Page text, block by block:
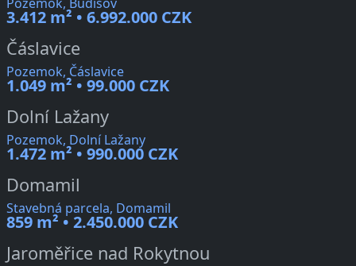
3.412 m² • 6.992.000 CZK
Čáslavice
Pozemok, Čáslavice
1.049 m² • 99.000 CZK
Dolní Lažany
Pozemok, Dolní Lažany
1.472 m² • 990.000 CZK
Domamil
Stavebná parcela, Domamil
859 m² • 2.450.000 CZK
Jaroměřice nad Rokytnou